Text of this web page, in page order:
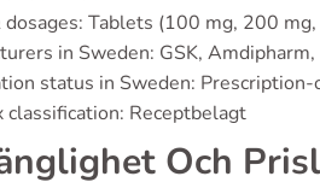
dosages: Tablets (100 mg, 200
in Sweden: GSK,
status in Sweden: Prescription-
classification: Receptbelagt
Och